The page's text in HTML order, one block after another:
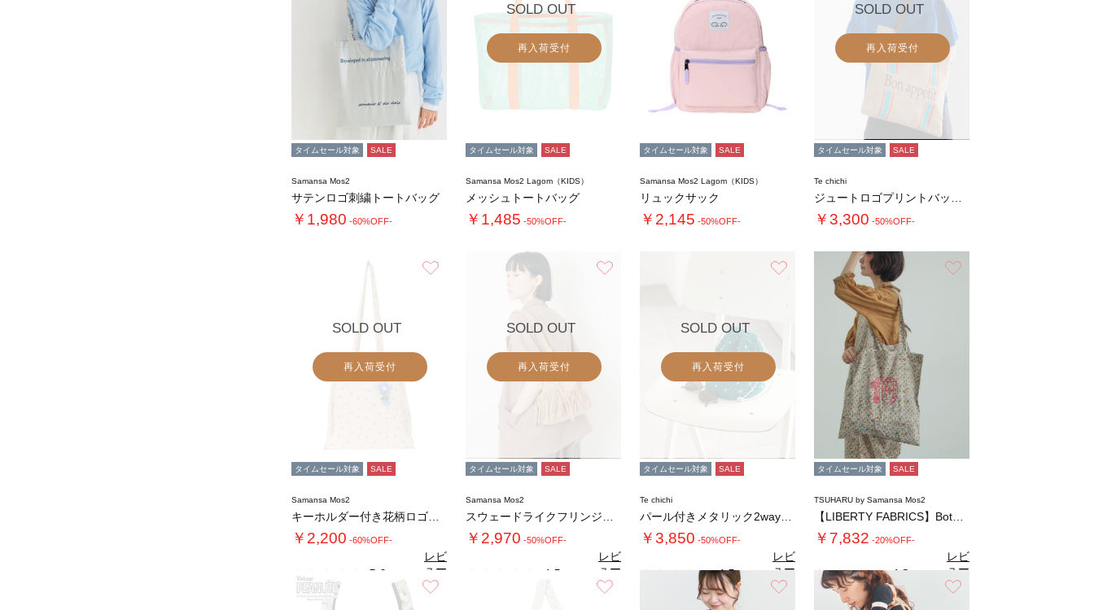
タイムセール対象 SALE
Samansa Mos2
サテンロゴ刺繍トートバッグ
￥1,980 -60%OFF-
SOLD OUT
再入荷受付
タイムセール対象 SALE
Samansa Mos2 Lagom（KIDS）
メッシュトートバッグ
￥1,485 -50%OFF-
タイムセール対象 SALE
Samansa Mos2 Lagom（KIDS）
リュックサック
￥2,145 -50%OFF-
SOLD OUT
再入荷受付
タイムセール対象 SALE
Te chichi
￥3,300 -50%OFF-
SOLD OUT
再入荷受付
タイムセール対象 SALE
Samansa Mos2
￥2,200 -60%OFF-
5.0
レビ
ュー
を見
る
SOLD OUT
再入荷受付
タイムセール対象 SALE
Samansa Mos2
￥2,970 -50%OFF-
4.5
レビ
ュー
を見
る
SOLD OUT
再入荷受付
タイムセール対象 SALE
Te chichi
￥3,850 -50%OFF-
4.5（2）
レビ
ュー
を見
る
タイムセール対象 SALE
TSUHARU by Samansa Mos2
￥7,832 -20%OFF-
4.3（3）
レビ
ュー
を見
る
お気に入り